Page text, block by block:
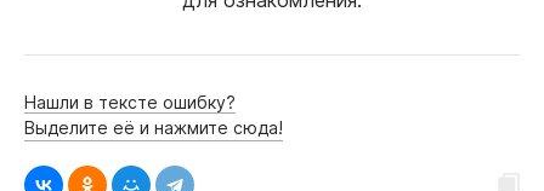
Нашли в тексте ошибку?
Выделите её и нажмите сюда!